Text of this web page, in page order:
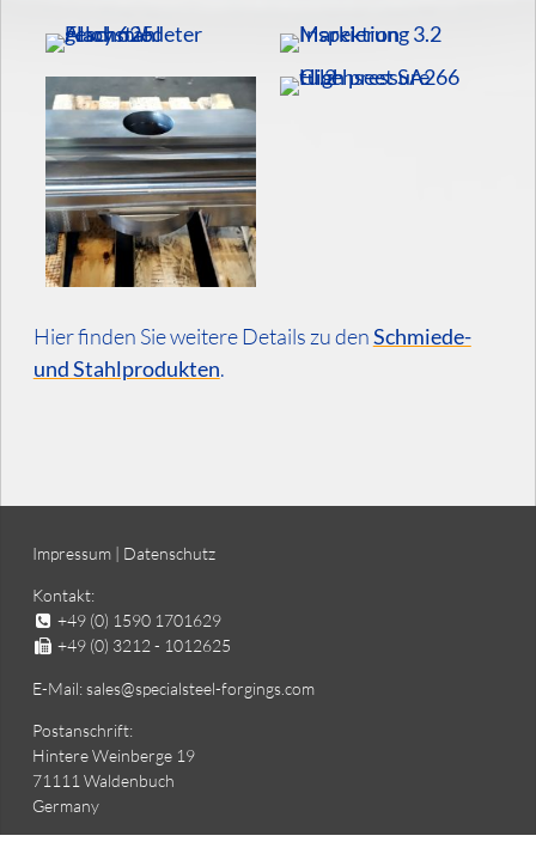
Hier finden Sie weitere Details zu denSchmiede-
und Stahlprodukten.
Impressum | Datenschutz
Kontakt:
+49 (0) 1590 1701629
+49 (0) 3212 - 1012625
E-Mail: sales@specialsteel-forgings.com
Postanschrift:
Hintere Weinberge 19
71111 Waldenbuch
Germany